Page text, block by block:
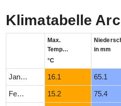
Klimatabelle
Max.
Temperatur
°C
in mm
Januar 16.1 65.1
Februar 15.2 75.4